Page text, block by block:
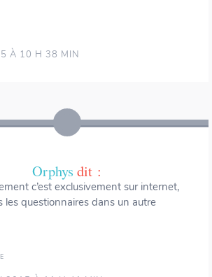
À 10 H 38 MIN
Orphys dit :
c’est exclusivement sur internet,
les questionnaires dans un autre